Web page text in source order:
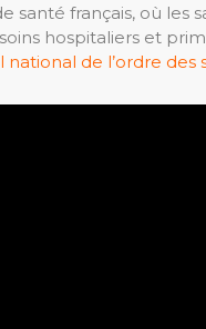
santé français, où les
hospitaliers et
national de l’ordre des